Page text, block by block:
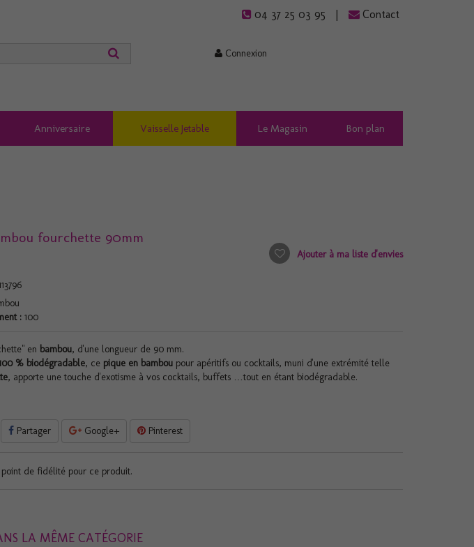
04 37 25 03 95 Contact
Connexion
Anniversaire Vaisselle Jetable Le Magasin Bon plan
fourchette 90mm
: 100
Ajouter à ma liste d'envies
en bambou, d'une longueur de 90 mm.
% biodégradable, ce pique en bamboupour apéritifs ou cocktails, muni d'une extrémité telle
, apporte une touche d'exotisme à vos cocktails, buffets …tout en étant biodégradable.
Partager Google+ Pinterest
de fidélité pour ce produit.
LA MÊME CATÉGORIE